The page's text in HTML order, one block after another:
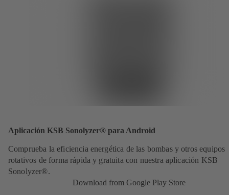
Aplicación KSB Sonolyzer® para Android
Comprueba la eficiencia energética de las bombas y otros equipos
rotativos de forma rápida y gratuita con nuestra aplicación KSB
Sonolyzer®.
Download from Google Play Store